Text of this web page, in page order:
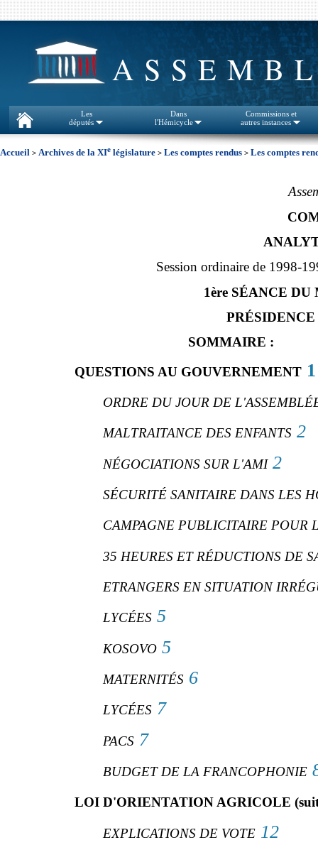
Les
députés
Dans
l'Hémicycle
Commissions et
autres instances
Accueil > Archives de la XIe législature > Les comptes rendus > Les comptes
Session ordinaire de 1998-
1ère SÉANCE
SOMMAIRE :
QUESTIONS AU GOUVERNEMENT 1
ORDRE DU JOUR DE
MALTRAITANCE DES ENFANTS 2
NÉGOCIATIONS SUR L'AMI2
SÉCURITÉ SANITAIRE DANS LES
CAMPAGNE PUBLICITAIRE POUR
35 HEURES ET RÉDUCTIONS DE
ETRANGERS EN SITUATION
LYCÉES 5
KOSOVO 5
MATERNITÉS 6
LYCÉES 7
PACS 7
BUDGET DE LA FRANCOPHONIE
LOI D'ORIENTATION AGRICOLE
EXPLICATIONS DE VOTE 12